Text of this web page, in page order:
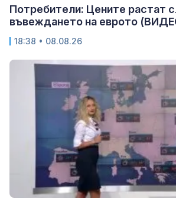
Потребители: Цените растат
въвеждането на еврото
18:38 • 08.08.26